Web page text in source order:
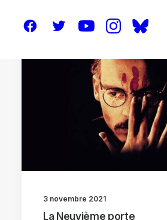
3 novembre 2021
La Neuvième porte